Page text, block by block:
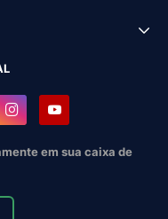
em sua caixa de